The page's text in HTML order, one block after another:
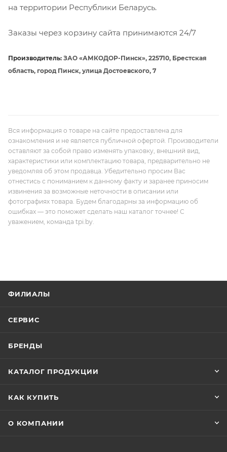
на территории Республики Беларусь.
Заказы через корзину сайта принимаются 24/7
Производитель: ЗАО «АМКОДОР-Пинск», 225710, Брестская
область, город Пинск, улица Достоевского, 7
Вся информация о товаре на сайте предоставлена для
ознакомления и не является публичной офертой. Производители
оставляют за собой право изменять упаковку, внешний вид,
характеристики или комплектацию товара, предварительно не
уведомляя об этом продавца. Убедительно просим Вас
отнестись с пониманием к данному факту и заранее приносим
извинения за возможные неточности в описании или
фотографиях товара. Будем благодарны за информацию об
ошибках — это поможет сделать наш каталог точнее! С
уважением, команда tpi.by.
ФИЛИАЛЫ
СЕРВИС
БРЕНДЫ
КАТАЛОГ ПРОДУКЦИИ
КАК КУПИТЬ
О КОМПАНИИ